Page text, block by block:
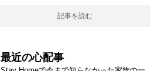
記事を読む
最近の心配事